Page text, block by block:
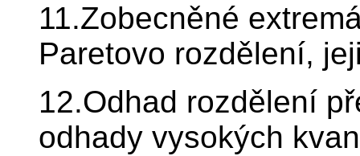
11.Zobecněné
Paretovo rozdělení,
12.Odhad rozdělení
odhady vysokých